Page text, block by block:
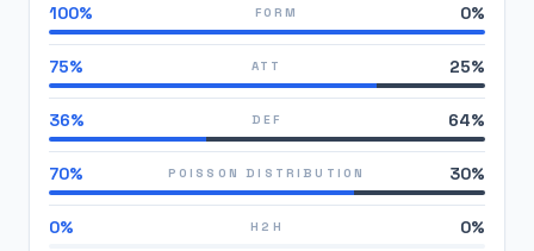
100% FORM 0%
75% ATT 25%
36% DEF 64%
70% POISSON DISTRIBUTION 30%
0% H2H 0%